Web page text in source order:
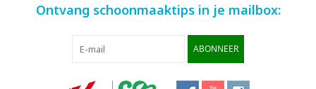
Ontvang schoonmaaktips in je mailbox:
ABONNEER